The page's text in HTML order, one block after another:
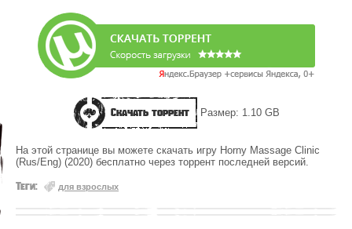
Скачать торрент Размер: 1.10 GB
На этой странице вы можете скачать игру Horny Massage Clinic
(Rus/Eng) (2020) бесплатно через торрент последней версий.
Теги: для взрослых